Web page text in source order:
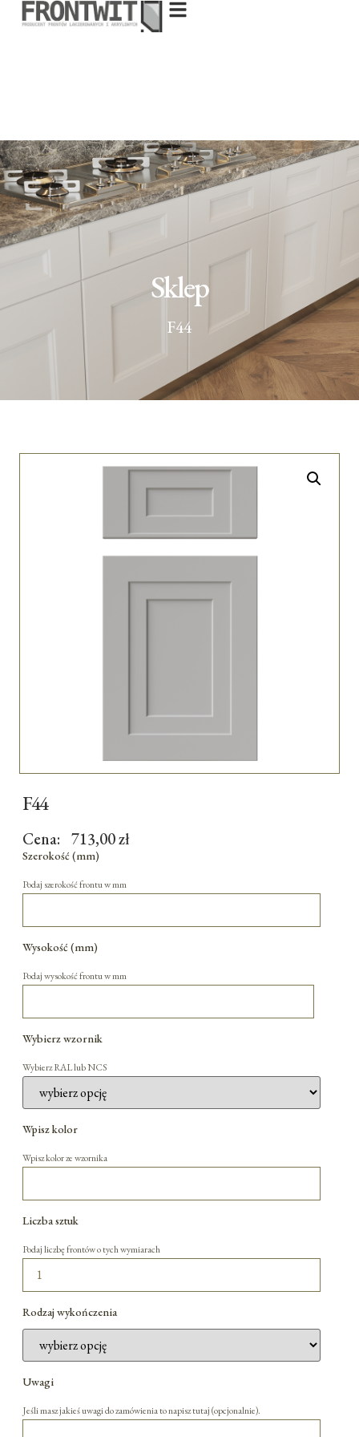
Sklep
F44
F44
Cena: 713,00zł
Szerokość (mm)
Podaj szerokość frontu w mm
Wysokość (mm)
Podaj wysokość frontu w mm
Wybierz wzornik
Wybierz RAL lub NCS
Wpisz kolor
Wpisz kolor ze wzornika
Liczba sztuk
Podaj liczbę frontów o tych wymiarach
Rodzaj wykończenia
Uwagi
Jeśli masz jakieś uwagi do zamówienia to napisz tutaj (opcjonalnie).